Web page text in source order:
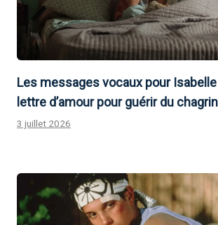
Les messages vocaux pour
lettre d’amour pour guérir du chagrin
3 juillet 2026